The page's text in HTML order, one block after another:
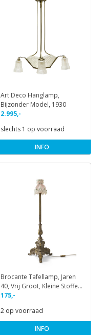
Art Deco Hanglamp,
Bijzonder Model, 1930
2.995,-
slechts 1 op voorraad
INFO
Brocante Tafellamp, Jaren
40, Vrij Groot, Kleine Stoffen
Kap
175,-
2 op voorraad
INFO